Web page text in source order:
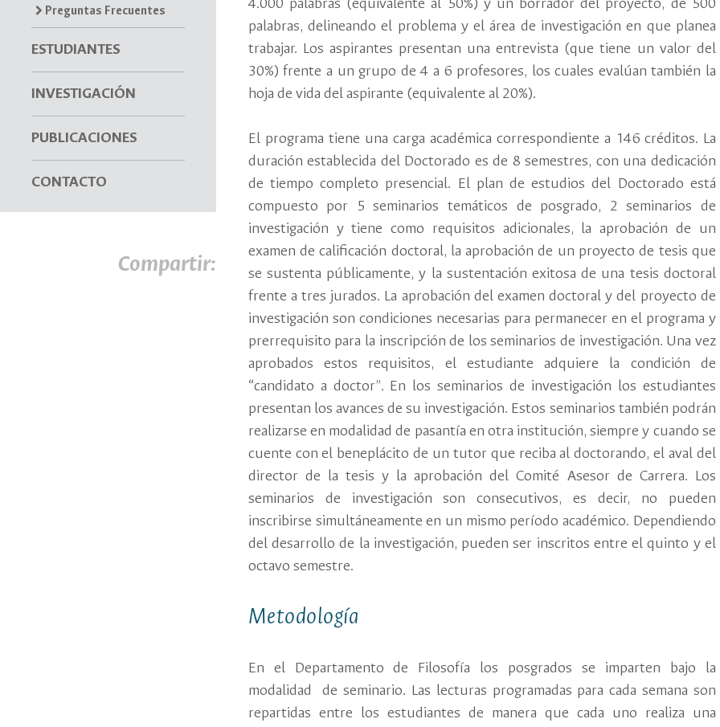
Preguntas Frecuentes
ESTUDIANTES
INVESTIGACIÓN
PUBLICACIONES
CONTACTO
Compartir:
4.000 palabras (equivalente al 50%) y un borrador del proyecto, de 500
palabras, delineando el problema y el área de investigación en que planea
trabajar. Los aspirantes presentan una entrevista (que tiene un valor del
30%) frente a un grupo de 4 a 6 profesores, los cuales evalúan también la
hoja de vida del aspirante (equivalente al 20%).
El programa tiene una carga académica correspondiente a 146 créditos. La
duración establecida del Doctorado es de 8 semestres, con una dedicación
de tiempo completo presencial. El plan de estudios del Doctorado está
compuesto por 5 seminarios temáticos de posgrado, 2 seminarios de
investigación y tiene como requisitos adicionales, la aprobación de un
examen de calificación doctoral, la aprobación de un proyecto de tesis que
se sustenta públicamente, y la sustentación exitosa de una tesis doctoral
frente a tres jurados. La aprobación del examen doctoral y del proyecto de
investigación son condiciones necesarias para permanecer en el programa y
prerrequisito para la inscripción de los seminarios de investigación. Una vez
aprobados estos requisitos, el estudiante adquiere la condición de
“candidato a doctor”. En los seminarios de investigación los estudiantes
presentan los avances de su investigación. Estos seminarios también podrán
realizarse en modalidad de pasantía en otra institución, siempre y cuando se
cuente con el beneplácito de un tutor que reciba al doctorando, el aval del
director de la tesis y la aprobación del Comité Asesor de Carrera. Los
seminarios de investigación son consecutivos, es decir, no pueden
inscribirse simultáneamente en un mismo período académico. Dependiendo
del desarrollo de la investigación, pueden ser inscritos entre el quinto y el
octavo semestre.
Metodología
En el Departamento de Filosofía los posgrados se imparten bajo la
modalidad de seminario. Las lecturas programadas para cada semana son
repartidas entre los estudiantes de manera que cada uno realiza una